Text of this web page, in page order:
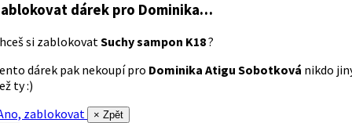
dárek pro Dominika…
si zablokovatSuchy sampon K18?
dárek pak nekoupí pro Dominika Atigu Sobotková nikdo
ty :)
zablokovat
× Zpět